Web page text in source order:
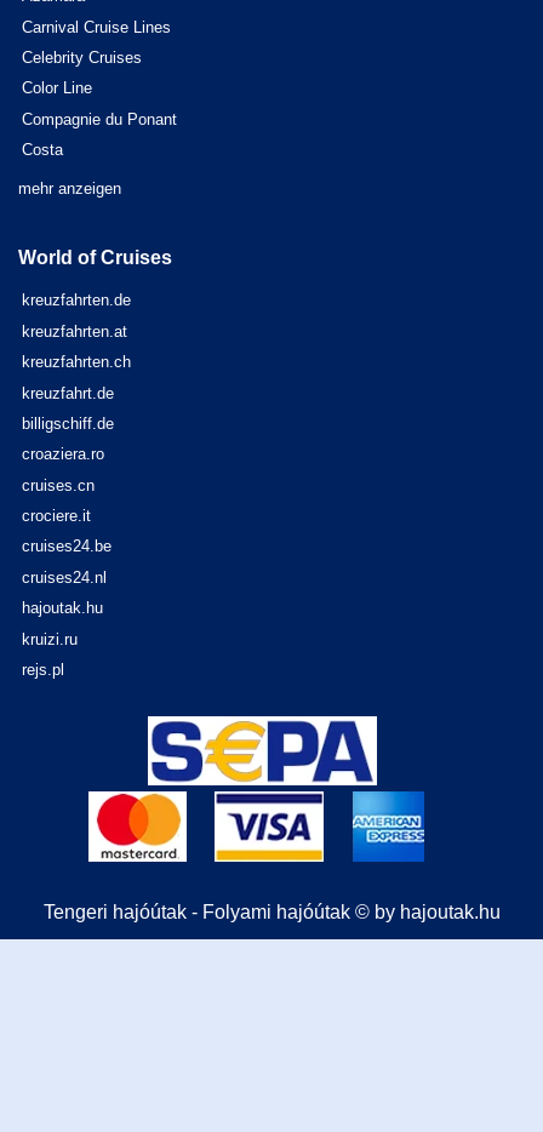
Carnival Cruise Lines
Celebrity Cruises
Color Line
Compagnie du Ponant
Costa
mehr anzeigen
World of Cruises
kreuzfahrten.de
kreuzfahrten.at
kreuzfahrten.ch
kreuzfahrt.de
billigschiff.de
croaziera.ro
cruises.cn
crociere.it
cruises24.be
cruises24.nl
hajoutak.hu
kruizi.ru
rejs.pl
Tengeri hajóútak - Folyami hajóútak © by hajoutak.hu